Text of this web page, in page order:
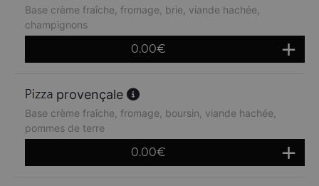
Base crème fraîche, fromage, brie, viande hachée,
champignons
0.00€
provençale
Base crème fraîche, fromage, boursin, viande hachée,
pommes de terre
0.00€